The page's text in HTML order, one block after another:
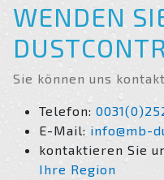
WENDEN
Sie können uns
Telefon:
E-Mail: info@mb-
kontaktieren Sie
Ihre Region